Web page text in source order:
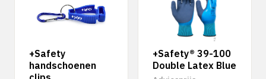
+Safety
handschoenen
+Safety® 39-100
Double Latex Blue